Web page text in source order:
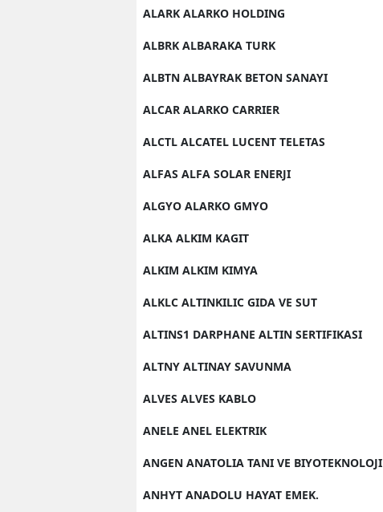
ALARK ALARKO HOLDING
ALBRK ALBARAKA TURK
ALBTN ALBAYRAK BETON SANAYI
ALCAR ALARKO CARRIER
ALCTL ALCATEL LUCENT TELETAS
ALFAS ALFA SOLAR ENERJI
ALGYO ALARKO GMYO
ALKA ALKIM KAGIT
ALKIM ALKIM KIMYA
ALKLC ALTINKILIC GIDA VE SUT
ALTINS1 DARPHANE ALTIN SERTIFIKASI
ALTNY ALTINAY SAVUNMA
ALVES ALVES KABLO
ANELE ANEL ELEKTRIK
ANGEN ANATOLIA TANI VE BIYOTEKNOLOJI
ANHYT ANADOLU HAYAT EMEK.